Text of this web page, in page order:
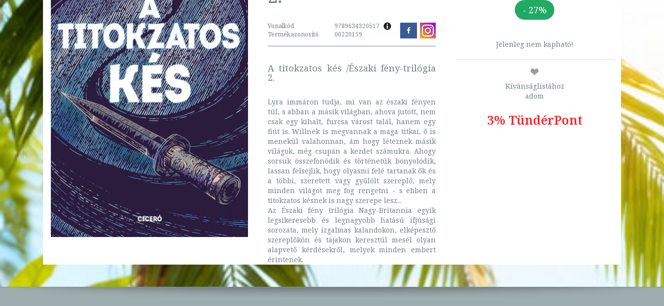
Vonalkód
9789634320517
Termékazonosító
00220159
A titokzatos kés /Északi fény-trilógia
2.
Lyra immáron tudja, mi van az északi fényen
túl, s abban a másik világban, ahova jutott, nem
csak egy kihalt, furcsa várost talál, hanem egy
fiút is. Willnek is megvannak a maga titkai, ő is
menekül valahonnan, ám hogy léteznek másik
világok, még csupán a kezdet számukra. Ahogy
sorsuk összefonódik és történetük bonyolódik,
lassan felsejlik, hogy olyasmi felé tartanak ők és
a többi, szeretett vagy gyűlölt szereplő, mely
minden világot meg fog rengetni - s ebben a
titokzatos késnek is nagy szerepe lesz...
Az Északi fény trilógia Nagy-Britannia egyik
legsikeresebb és legnagyobb hatású ifjúsági
sorozata, mely izgalmas kalandokon, elképesztő
szereplőkön és tájakon keresztül mesél olyan
alapvető kérdésekről, melyek minden embert
érintenek.
- 27%
Jelenleg nem kapható!
Kívánságlistához
adom
3% TündérPont